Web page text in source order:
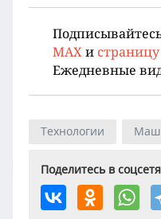
MAX и
Ежедневные
Технологии
Поделитесь в